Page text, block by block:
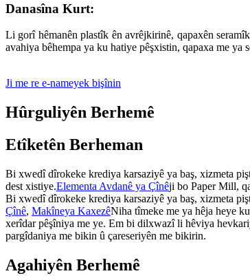
Danasîna Kurt:
Li gorî hêmanên plastîk ên avrêjkirinê, qapaxên
avahiya bêhempa ya ku hatiye pêşxistin, qapaxa me
Ji me re e-nameyek bişînin
Hûrguliyên Berhemê
Etîketên Berheman
Bi xwedî dîrokeke krediya karsaziyê ya baş, xizmeta
dest xistiye.Elementa Avdanê ya Çînêji bo Paper Mill,
Bi xwedî dîrokeke krediya karsaziyê ya baş, xizmeta
Çînê, Makîneya KaxezêNiha tîmeke me ya hêja heye
xerîdar pêşîniya me ye. Em bi dilxwazî ​​​​li hêviya
pargîdaniya me bikin û çareseriyên me bikirin.
Agahiyên Berhemê